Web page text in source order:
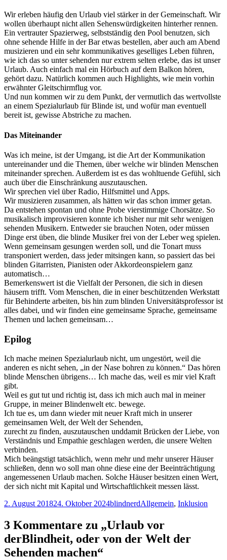
Wir erleben häufig den Urlaub viel stärker in der Gemeinschaft. Wir
wollen überhaupt nicht allen Sehenswürdigkeiten hinterher rennen.
Ein vertrauter Spazierweg, selbstständig den Pool benutzen, sich
ohne sehende Hilfe in der Bar etwas bestellen, aber auch am Abend
musizieren und ein sehr kommunikatives geselliges Leben führen,
wie ich das so unter sehenden nur extrem selten erlebe, das ist unser
Urlaub. Auch einfach mal ein Hörbuch auf dem Balkon hören,
gehört dazu. Natürlich kommen auch Highlights, wie mein vorhin
erwähnter Gleitschirmflug vor.
Und nun kommen wir zu dem Punkt, der vermutlich das wertvollste
an einem Spezialurlaub für Blinde ist, und wofür man eventuell
bereit ist, gewisse Abstriche zu machen.
Das Miteinander
Was ich meine, ist der Umgang, ist die Art der Kommunikation
untereinander und die Themen, über welche wir blinden Menschen
miteinander sprechen. Außerdem ist es das wohltuende Gefühl, sich
auch über die Einschränkung auszutauschen.
Wir sprechen viel über Radio, Hilfsmittel und Apps.
Wir musizieren zusammen, als hätten wir das schon immer getan.
Da entstehen spontan und ohne Probe vierstimmige Chorsätze. So
musikalisch improvisieren konnte ich bisher nur mit sehr wenigen
sehenden Musikern. Entweder sie brauchen Noten, oder müssen
Dinge erst üben, die blinde Musiker frei von der Leber weg spielen.
Wenn gemeinsam gesungen werden soll, und die Tonart muss
transponiert werden, dass jeder mitsingen kann, so passiert das bei
blinden Gitarristen, Pianisten oder Akkordeonspielern ganz
automatisch…
Bemerkenswert ist die Vielfalt der Personen, die sich in diesen
häusern trifft. Vom Menschen, die in einer beschützenden Werkstatt
für Behinderte arbeiten, bis hin zum blinden Universitätsprofessor ist
alles dabei, und wir finden eine gemeinsame Sprache, gemeinsame
Themen und lachen gemeinsam…
Epilog
Ich mache meinen Spezialurlaub nicht, um ungestört, weil die
anderen es nicht sehen, „in der Nase bohren zu können.“ Das hören
blinde Menschen übrigens… Ich mache das, weil es mir viel Kraft
gibt.
Weil es gut tut und richtig ist, dass ich mich auch mal in meiner
Gruppe, in meiner Blindenwelt etc. bewege.
Ich tue es, um dann wieder mit neuer Kraft mich in unserer
gemeinsamen Welt, der Welt der Sehenden,
zurecht zu finden, auszutauschen unddamit Brücken der Liebe, von
Verständnis und Empathie geschlagen werden, die unsere Welten
verbinden.
Mich beängstigt tatsächlich, wenn mehr und mehr unserer Häuser
schließen, denn wo soll man ohne diese eine der Beeinträchtigung
angemessenen Urlaub machen. Solche Häuser besitzen einen Wert,
der sich nicht mit Kapital und Wirtschaftlichkeit messen lässt.
Veröffentlicht
2. August 201824. Oktober 2024Autor
blindnerdKategorien
Allgemein, Inklusion
3 Kommentare zu „Urlaub vor
derBlindheit, oder von der Welt der
Sehenden machen“